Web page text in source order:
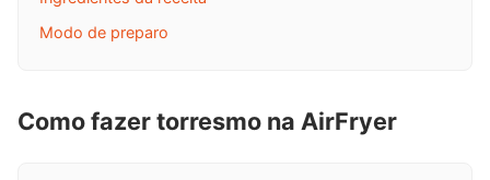
Modo de preparo
Como fazer torresmo na AirFryer